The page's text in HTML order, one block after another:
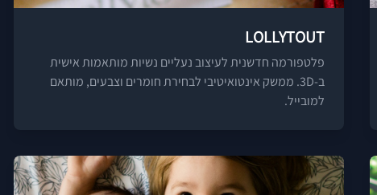
LOLLYTOUT
פלטפורמה חדשנית לעיצוב נעליים נשיות מותאמות אישית
ב-3D. ממשק אינטואיטיבי לבחירת חומרים וצבעים, מותאם
למובייל.